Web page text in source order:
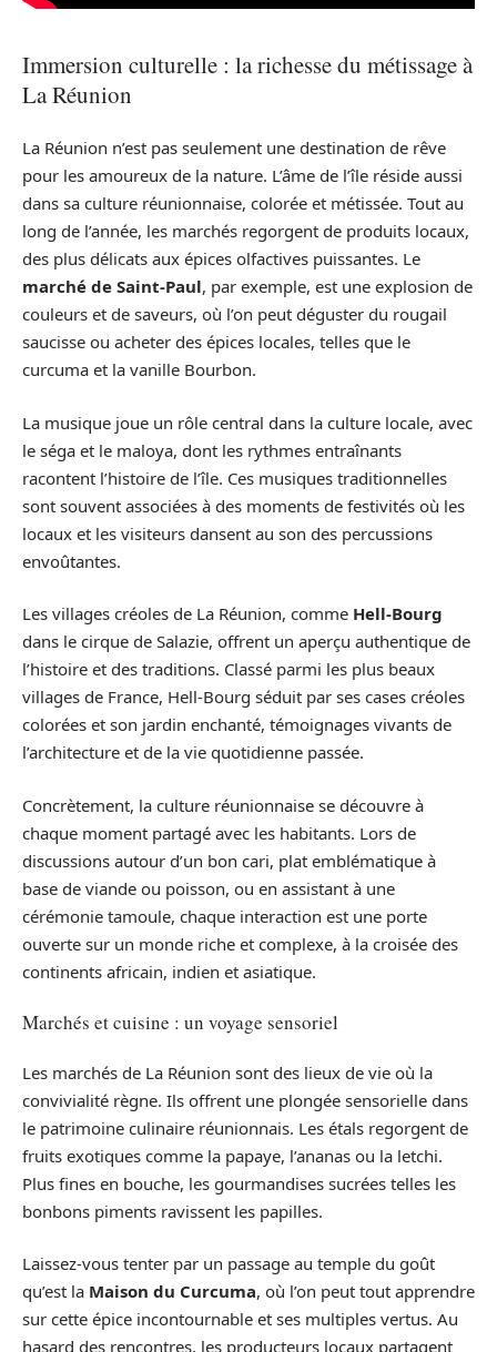
Immersion culturelle : la richesse du métissage à
La Réunion
La Réunion n’est pas seulement une destination de rêve
pour les amoureux de la nature. L’âme de l’île réside aussi
dans sa culture réunionnaise, colorée et métissée. Tout au
long de l’année, les marchés regorgent de produits locaux,
des plus délicats aux épices olfactives puissantes. Le
marché de Saint-Paul, par exemple, est une explosion de
couleurs et de saveurs, où l’on peut déguster du rougail
saucisse ou acheter des épices locales, telles que le
curcuma et la vanille Bourbon.
La musique joue un rôle central dans la culture locale, avec
le séga et le maloya, dont les rythmes entraînants
racontent l’histoire de l’île. Ces musiques traditionnelles
sont souvent associées à des moments de festivités où les
locaux et les visiteurs dansent au son des percussions
envoûtantes.
Les villages créoles de La Réunion, comme Hell-Bourg
dans le cirque de Salazie, offrent un aperçu authentique de
l’histoire et des traditions. Classé parmi les plus beaux
villages de France, Hell-Bourg séduit par ses cases créoles
colorées et son jardin enchanté, témoignages vivants de
l’architecture et de la vie quotidienne passée.
Concrètement, la culture réunionnaise se découvre à
chaque moment partagé avec les habitants. Lors de
discussions autour d’un bon cari, plat emblématique à
base de viande ou poisson, ou en assistant à une
cérémonie tamoule, chaque interaction est une porte
ouverte sur un monde riche et complexe, à la croisée des
continents africain, indien et asiatique.
Marchés et cuisine : un voyage sensoriel
Les marchés de La Réunion sont des lieux de vie où la
convivialité règne. Ils offrent une plongée sensorielle dans
le patrimoine culinaire réunionnais. Les étals regorgent de
fruits exotiques comme la papaye, l’ananas ou la letchi.
Plus fines en bouche, les gourmandises sucrées telles les
bonbons piments ravissent les papilles.
Laissez-vous tenter par un passage au temple du goût
qu’est la Maison du Curcuma, où l’on peut tout apprendre
sur cette épice incontournable et ses multiples vertus. Au
hasard des rencontres, les producteurs locaux partagent